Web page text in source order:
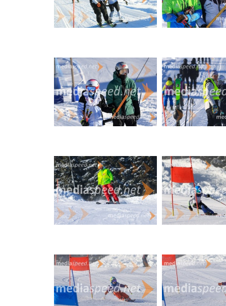
11 Žana Kotnik Fužinar Ravne 2015 +4.98
12 Zarja Gradišnik Fužinar Ravne 2014 +6.22
Mesto Ime in priimek Klub Letnik Čas / Zaostanek
1 Tim Cilenšek AŠ Rogla 2015 0:33.00
2 Žiga Iršič SK Maribor 2014 +0.20
3 Nik Rataj Fužinar Ravne 2014 +0.80
4 Krištof Jamšek AŠ Rogla 2014 +1.04
5 Racko Kostić 2015 +1.27
6 Aleksej Trajković 2015 +1.32
7 Nejc Pernek SK Maribor 2014 +1.33
10 Sava Šabanović 2015 +2.79
11 Tine Trost Fužinar Ravne 2015 +2.82
12 Nikita Titov 2015 +4.49
13 Swen Flor SK Maribor 2015 +6.55
14 Luka Pavlin Fužinar Ravne 2015 +7.45